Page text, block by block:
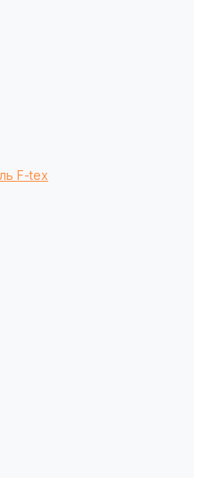
F-tex